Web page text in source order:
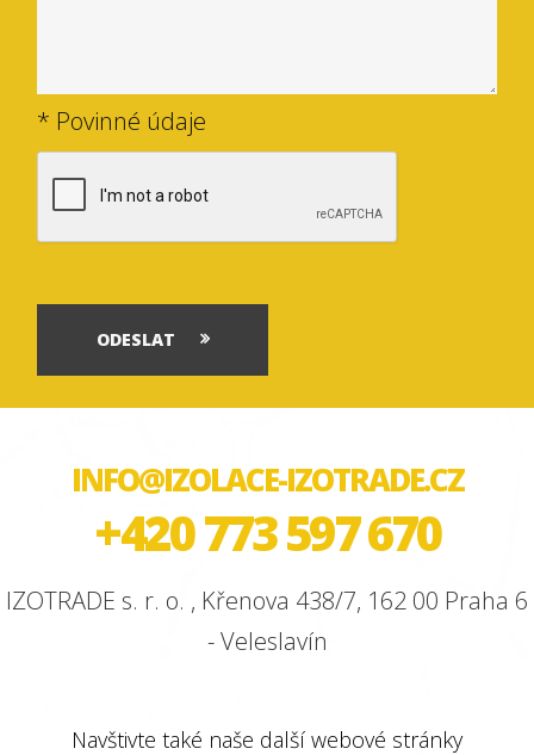
* Povinné údaje
ODESLAT
INFO@IZOLACE-IZOTRADE.CZ
+420 773 597 670
IZOTRADE s. r. o. , Křenova 438/7, 162 00 Praha 6
- Veleslavín
Navštivte také naše další webové stránky